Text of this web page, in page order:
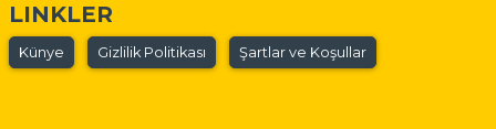
LINKLER
Künye Gizlilik Politikası Şartlar ve Koşullar